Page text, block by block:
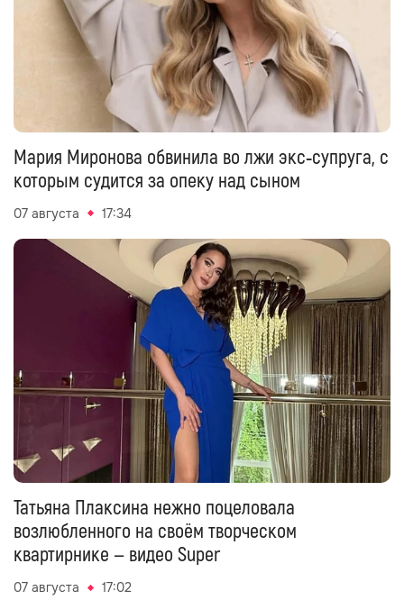
Мария Миронова обвинила во лжи экс‑супруга, с
которым судится за опеку над сыном
07 августа 17:34
Татьяна Плаксина нежно поцеловала
возлюбленного на своём творческом
квартирнике — видео Super
07 августа 17:02